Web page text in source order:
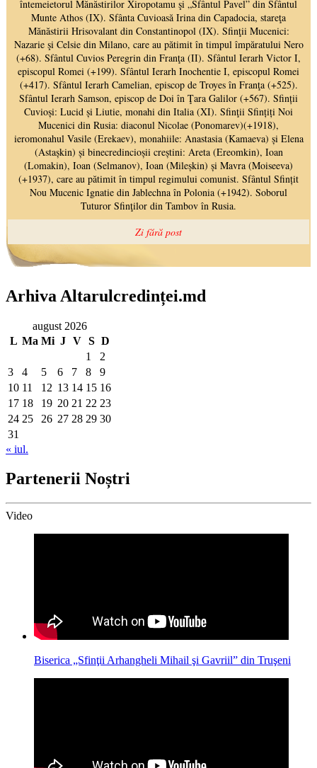
Arhiva Altarulcredinței.md
august 2026
L Ma Mi J V S D
1
2
3
4 5 6 7 8
9
10 11 12 13 14 15 16
17 18 19 20 21 22 23
24 25 26 27 28 29 30
31
« iul.
Partenerii Noștri
Video
Biserica „Sfinţii Arhangheli Mihail şi Gavriil” din Truşeni